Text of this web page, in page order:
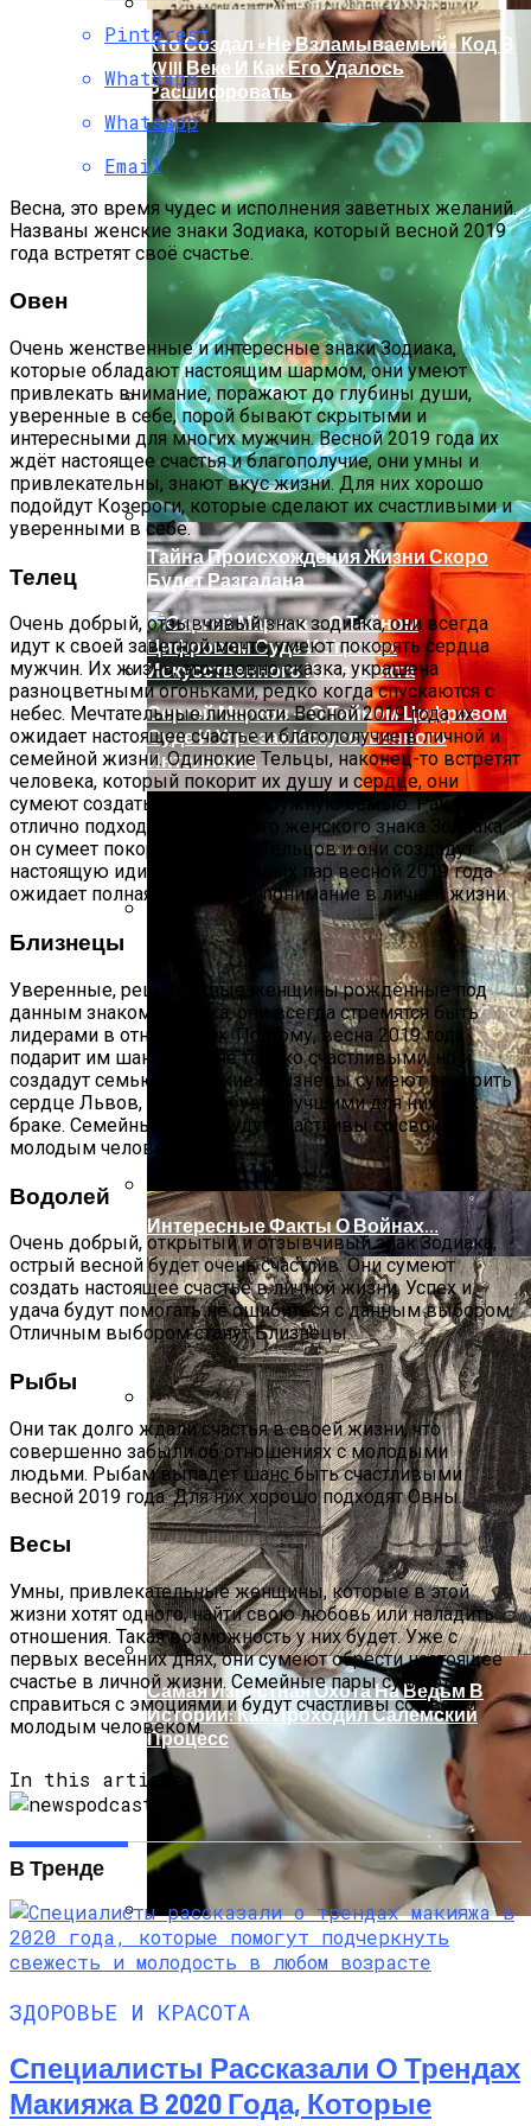
Раскрась Свой Год: Какой Цвет
Принесет Тебе Успех В 2026 Году По
Знаку Зодиака
Ваша Любовь К Оранжевому: Глоток
Энергии Или Сигнал Уставшей Души
Женская Зимняя Обувь: 5 Стильных
Моделей, За Которыми
Выстраиваются В Очереди
Лунный Календарь Окрашивания
Волос На Октябрь 2025 Года
Кто Создал «не Взламываемый» Код В
XVIII Веке И Как Его Удалось
Расшифровать
Тайна Происхождения Жизни Скоро
Будет Разгадана
Сергей Марков — О Тайном Цифровом
Суде И Угрозах Искусственного
Интеллекта
Интересные Факты О Войнах…
Самая Известная Охота На Ведьм В
Истории: Как Проходил Салемский
Процесс
Pinterest
Whatsapp
Whatsapp
Email
Весна, это время чудес и исполнения заветных желаний.
Названы женские знаки Зодиака, который весной 2019
года встретят своё счастье.
Овен
Очень женственные и интересные знаки Зодиака,
которые обладают настоящим шармом, они умеют
привлекать внимание, поражают до глубины души,
уверенные в себе, порой бывают скрытыми и
интересными для многих мужчин. Весной 2019 года их
ждёт настоящее счастья и благополучие, они умны и
привлекательны, знают вкус жизни. Для них хорошо
подойдут Козероги, которые сделают их счастливыми и
уверенными в себе.
Телец
Очень добрый, отзывчивый знак зодиака, они всегда
идут к своей заветной мечте, умеют покорять сердца
мужчин. Их жизнь, это словно сказка, украшена
разноцветными огоньками, редко когда спускаются с
небес. Мечтательные личности. Весной 2019 года их
ожидает настоящее счастье и благополучие в личной и
семейной жизни. Одинокие Тельцы, наконец-то встретят
человека, который покорит их душу и сердце, они
сумеют создать крепкую и дружную семью. Рак,
отлично подходит для данного женского знака Зодиака,
он сумеет покорить сердце Тельцов и они создадут
настоящую идиллию. Семейных пар весной 2019 года
ожидает полная гармония и понимание в личной жизни.
Близнецы
Уверенные, решительные женщины рождённые под
данным знаком Зодиака, они всегда стремятся быть
лидерами в отношениях. Поэтому, весна 2019 года
подарит им шанс быть не только счастливыми, но и
создадут семью. Одинокие Близнецы сумеют покорить
сердце Львов, которые будут лучшими для них в их
браке. Семейные пары будут счастливы со своим
молодым человеком.
Водолей
Очень добрый, открытый и отзывчивый знак Зодиака,
острый весной будет очень счастлив. Они сумеют
создать настоящее счастье в личной жизни. Успех и
удача будут помогать не ошибиться с данным выбором.
Отличным выбором станут Близнецы.
Рыбы
Они так долго ждали счастья в своей жизни, что
совершенно забыли об отношениях с молодыми
людьми. Рыбам выпадет шанс быть счастливыми
весной 2019 года. Для них хорошо подходят Овны.
Весы
Умны, привлекательные женщины, которые в этой
жизни хотят одного, найти свою любовь или наладить
отношения. Такая возможность у них будет. Уже с
первых весенних днях, они сумеют обрести настоящее
счастье в личной жизни. Семейные пары сумеют
справиться с эмоциями и будут счастливы со своим
молодым человеком.
In this article:
В Тренде
ЗДОРОВЬЕ И КРАСОТА
Специалисты Рассказали О Трендах
Макияжа В 2020 Года, Которые